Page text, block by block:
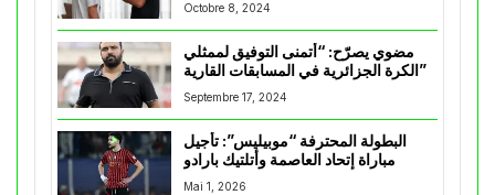
Octobre 8, 2024
مضوي يصرّح: “أتمنى التوفيق لممثلي
الكرة الجزائرية في المسابقات القارية”
Septembre 17, 2024
البطولة المحترفة “موبيليس”: تأجيل
مباراة إتحاد العاصمة وأتلتيك بارادو
Mai 1, 2026